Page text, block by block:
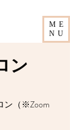
ME
NU
ン
ン（※Zoom